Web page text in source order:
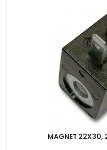
MAGNET